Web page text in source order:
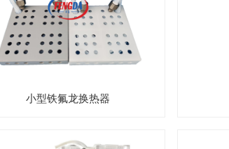
小型铁氟龙换热器